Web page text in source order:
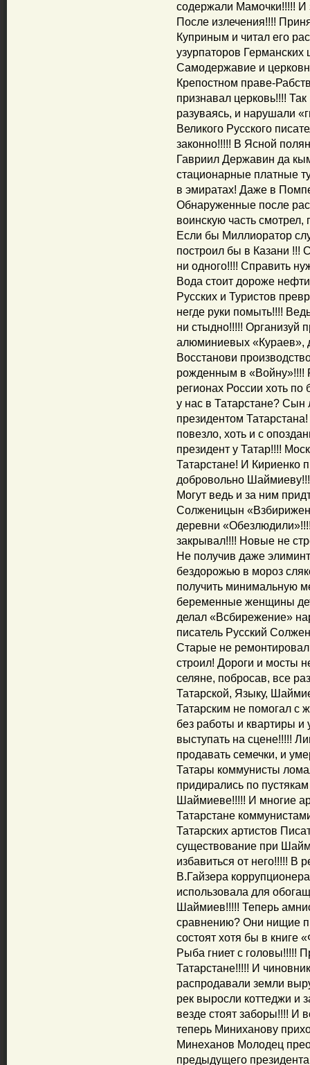
содержали Мамочки!!!!! И
После излечения!!!!
Куприным и читал его
узурпаторов
Самодержавие и
Крепостном праве-
признавал церковь!!!!
разуваясь, и нарушали
Великого Русского
законно!!!!! В Ясной
Гавриил Державин да
стационарные платные
в эмиратах! Даже в
Обнаруженные после
воинскую часть смотрел,
Если бы Миллиоратор
построил бы в Казани !!!
ни одного!!!! Справить
Вода стоит дороже
Русских и Туристов
негде руки помыть!!!!
ни стыдно!!!!! Организуй
алюминиевых «Кураев»,
Восстанови
рожденным в «Войну»!!!!
регионах России хоть
у нас в Татарстане? Сын
президентом
повезло, хоть и с
президент у Татар!!!!
Татарстане! И Кириенко
добровольно
Могут ведь и за ним
Солженицын
деревни
закрывал!!!! Новые не
Не получив даже
бездорожью в мороз
получить минимальную
беременные женщины
делал «Всбирежение»
писатель Русский
Старые не
строил! Дороги и мосты
селяне, побросав, все
Татарской, Языку,
Татарским не помогал с
без работы и квартиры
выступать на сцене!!!!!
продавать семечки, и
Татары коммунисты
придирались по
Шаймиеве!!!!! И многие
Татарстане
Татарских артистов
существование при
избавиться от него!!!!! В
В.Гайзера
использовала для
Шаймиев!!!!! Теперь
сравнению? Они нищие
состоят хотя бы в книге
Рыба гниет с головы!!!!!
Татарстане!!!!! И
распродавали земли
рек выросли коттеджи и
везде стоят заборы!!!! И
теперь Миниханову
Минеханов Молодец
предыдущего